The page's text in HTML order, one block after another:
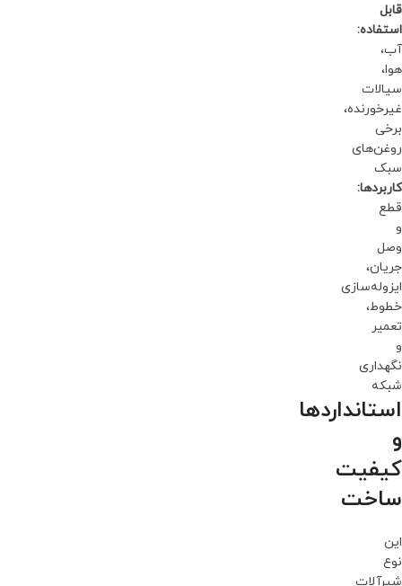
قابل
استفاده:
آب،
هوا،
سیالات
غیرخورنده،
برخی
روغن‌های
سبک
کاربردها:
قطع
و
وصل
جریان،
ایزوله‌سازی
خطوط،
تعمیر
و
نگهداری
شبکه
استانداردها
و
کیفیت
ساخت
این
نوع
شیرآلات